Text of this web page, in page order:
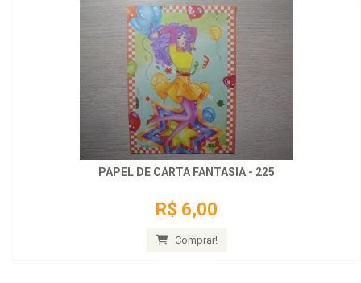
PAPEL DE CARTA FANTASIA - 225
R$ 6,00
Comprar!